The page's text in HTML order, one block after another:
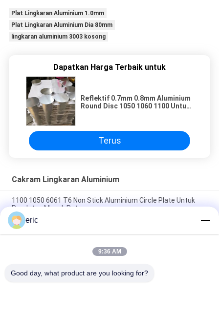
Plat Lingkaran Aluminium 1.0mm
Plat Lingkaran Aluminium Dia 80mm
lingkaran aluminium 3003 kosong
Dapatkan Harga Terbaik untuk
Reflektif 0.7mm 0.8mm Aluminium
Round Disc 1050 1060 1100 Untuk
Terus
Cakram Lingkaran Aluminium
1100 1050 6061 T6 Non Stick Aluminium Circle Plate Untuk
Peralatan Masak Pot
Plat Aluminium Bulat 3003 DC Lingkaran Aluminium Untuk
pembuatan peralatan masak
Non Stick 1050 3003 5052 Aluminium Round Circle Untuk
eric
9:36 AM
Good day, what product are you looking for?